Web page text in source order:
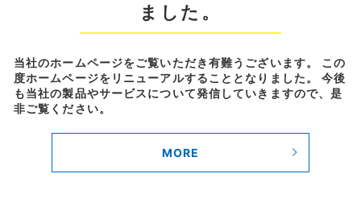
ました。
当社のホームページをご覧いただき有難うございます。 この
度ホームページをリニューアルすることとなりました。 今後
も当社の製品やサービスについて発信していきますので、是
非ご覧ください。
MORE